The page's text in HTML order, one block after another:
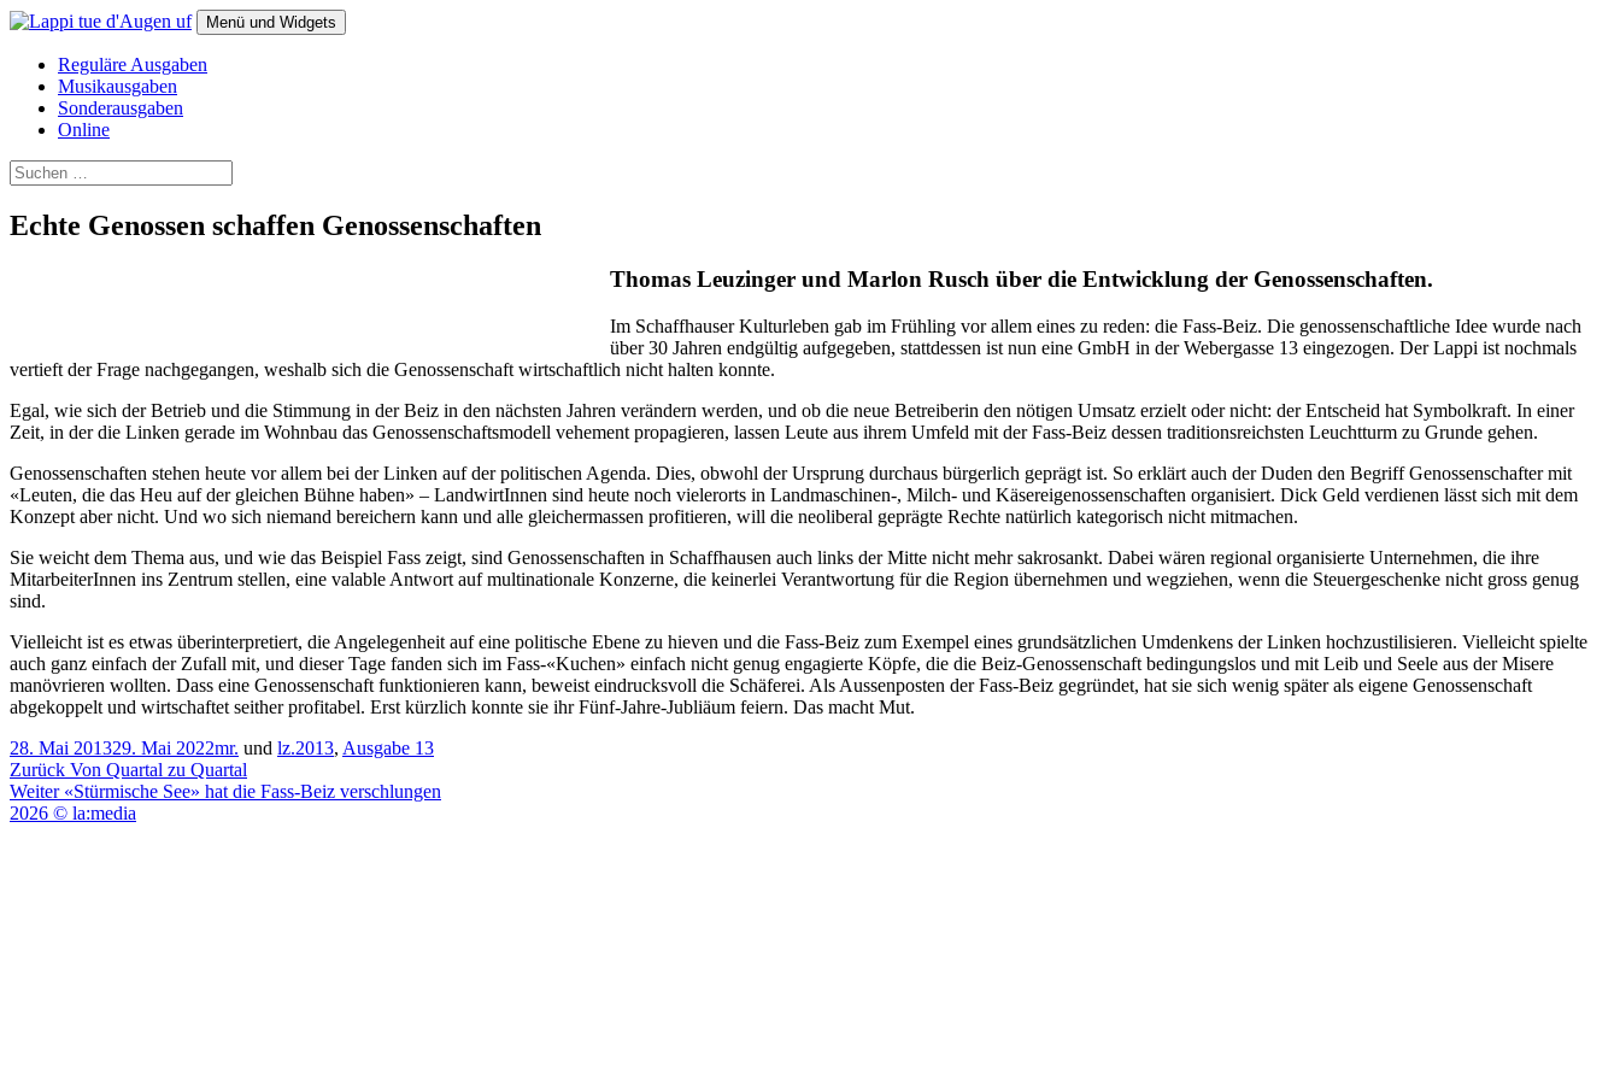
Zum
springen
Lappi tue d'Augen uf
Das Magazin für alternative Politik
Menü und Widgets
Reguläre Ausgaben
Musikausgaben
Sonderausgaben
Online
Suchen
nach:
Echte Genossen schaffen Genossenschaften
Thomas Leuzinger und Marlon Rusch über die Entwicklung der Genossenschaften.
Im Schaffhauser Kulturleben gab im Frühling vor allem eines zu reden: die Fass-Beiz. Die genossenschaftliche Idee wurde nach
über 30 Jahren endgültig aufgegeben, stattdessen ist nun eine GmbH in der Webergasse 13 eingezogen. Der Lappi ist nochmals
vertieft der Frage nachgegangen, weshalb sich die Genossenschaft wirtschaftlich nicht halten konnte.
Egal, wie sich der Betrieb und die Stimmung in der Beiz in den nächsten Jahren verändern werden, und ob die neue Betreiberin den nötigen Umsatz erzielt oder nicht: der Entscheid hat Symbolkraft. In einer
Zeit, in der die Linken gerade im Wohnbau das Genossenschaftsmodell vehement propagieren, lassen Leute aus ihrem Umfeld mit der Fass-Beiz dessen traditionsreichsten Leuchtturm zu Grunde gehen.
Genossenschaften stehen heute vor allem bei der Linken auf der politischen Agenda. Dies, obwohl der Ursprung durchaus bürgerlich geprägt ist. So erklärt auch der Duden den Begriff Genossenschafter mit
«Leuten, die das Heu auf der gleichen Bühne haben» – LandwirtInnen sind heute noch vielerorts in Landmaschinen-, Milch- und Käsereigenossenschaften organisiert. Dick Geld verdienen lässt sich mit dem
Konzept aber nicht. Und wo sich niemand bereichern kann und alle gleichermassen profitieren, will die neoliberal geprägte Rechte natürlich kategorisch nicht mitmachen.
Sie weicht dem Thema aus, und wie das Beispiel Fass zeigt, sind Genossenschaften in Schaffhausen auch links der Mitte nicht mehr sakrosankt. Dabei wären regional organisierte Unternehmen, die ihre
MitarbeiterInnen ins Zentrum stellen, eine valable Antwort auf multinationale Konzerne, die keinerlei Verantwortung für die Region übernehmen und wegziehen, wenn die Steuergeschenke nicht gross genug
sind.
Vielleicht ist es etwas überinterpretiert, die Angelegenheit auf eine politische Ebene zu hieven und die Fass-Beiz zum Exempel eines grundsätzlichen Umdenkens der Linken hochzustilisieren. Vielleicht spielte
auch ganz einfach der Zufall mit, und dieser Tage fanden sich im Fass-«Kuchen» einfach nicht genug engagierte Köpfe, die die Beiz-Genossenschaft bedingungslos und mit Leib und Seele aus der Misere
manövrieren wollten. Dass eine Genossenschaft funktionieren kann, beweist eindrucksvoll die Schäferei. Als Aussenposten der Fass-Beiz gegründet, hat sie sich wenig später als eigene Genossenschaft
abgekoppelt und wirtschaftet seither profitabel. Erst kürzlich konnte sie ihr Fünf-Jahre-Jubliäum feiern. Das macht Mut.
Veröffentlicht
am
28. Mai 201329. Mai 2022mr. und lz.Kategorien
2013, Ausgabe 13
Beitragsnavigation
Zurück Vorheriger
Beitrag:
Von Quartal zu Quartal
Weiter Nächster
Beitrag:
«Stürmische See» hat die Fass-Beiz verschlungen
2026 © la:media